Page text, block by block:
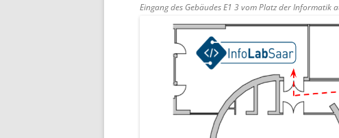
Eingang des Gebäudes E1 3 vom Platz der Informatik